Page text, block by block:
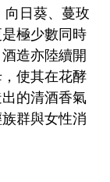
日葵、蔓玫
極少數同時
造亦陸續開
使其在花酵
的清酒香氣
群與女性消